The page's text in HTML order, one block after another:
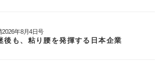
2026年8月4日号
後も、粘り腰を発揮する日本企業